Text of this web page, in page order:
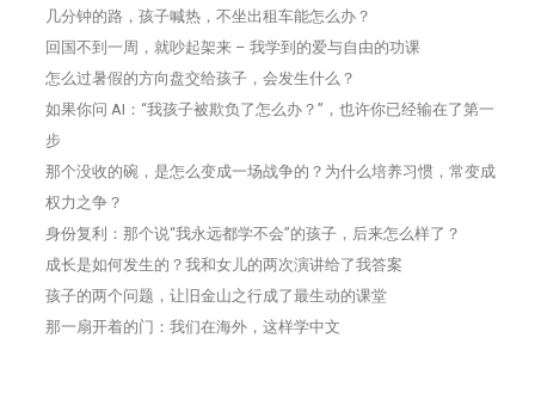
几分钟的路，孩子喊热，不坐出租车能怎么办？
回国不到一周，就吵起架来 – 我学到的爱与自由的功课
怎么过暑假的方向盘交给孩子，会发生什么？
如果你问 AI：“我孩子被欺负了怎么办？”，也许你已经输在了第一
步
那个没收的碗，是怎么变成一场战争的？为什么培养习惯，常变成
权力之争？
身份复利：那个说“我永远都学不会”的孩子，后来怎么样了？
成长是如何发生的？我和女儿的两次演讲给了我答案
孩子的两个问题，让旧金山之行成了最生动的课堂
那一扇开着的门：我们在海外，这样学中文